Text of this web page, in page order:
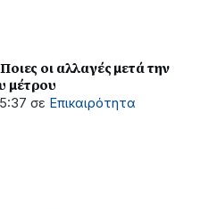
οι αλλαγές μετά την
μέτρου
σε Επικαιρότητα